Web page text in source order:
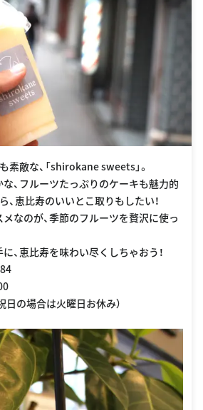
素敵な、「shirokane sweets」。
、フルーツたっぷりのケーキも魅力的
、恵比寿のいいとこ取りもしたい！
なのが、季節のフルーツを贅沢に使っ
、恵比寿を味わい尽くしちゃおう！
日の場合は火曜日お休み）